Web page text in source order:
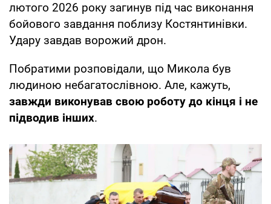
лютого 2026 року загинув під час виконання
бойового завдання поблизу Костянтинівки.
Удару завдав ворожий дрон.
Побратими розповідали, що Микола був
людиною небагатослівною. Але, кажуть,
завжди виконував свою роботу до кінця і не
підводив інших.